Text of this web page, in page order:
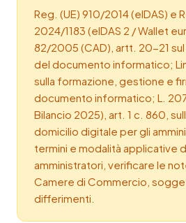
Reg. (UE) 910/2014 (eIDAS) e
2024/1183 (eIDAS 2 / Wallet
82/2005 (CAD), artt. 20-21
del documento informatico;
sulla formazione, gestione e
documento informatico; L.
Bilancio 2025), art. 1 c. 860,
domicilio digitale per gli
termini e modalità applicative
amministratori, verificare le
Camere di Commercio,
differimenti.